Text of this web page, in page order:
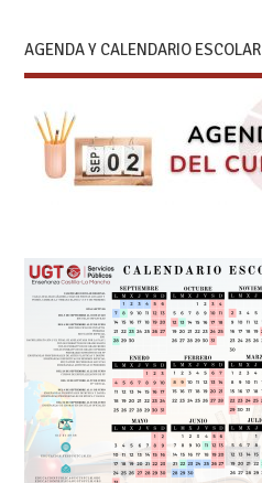
AGENDA Y CALENDARIO ESCOLAR